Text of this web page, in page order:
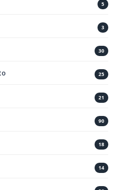
5
3
30
25
21
90
18
14